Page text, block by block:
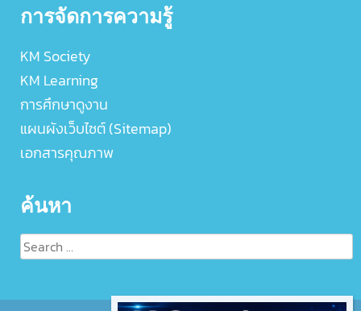
การจัดการความรู้
KM Society
KM Learning
การศึกษาดูงาน
แผนผังเว็บไซต์ (Sitemap)
เอกสารคุณภาพ
ค้นหา
Search
for: